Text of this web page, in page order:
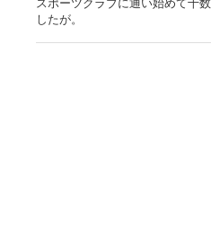
スポーツクラブに通い始めて十
したが。